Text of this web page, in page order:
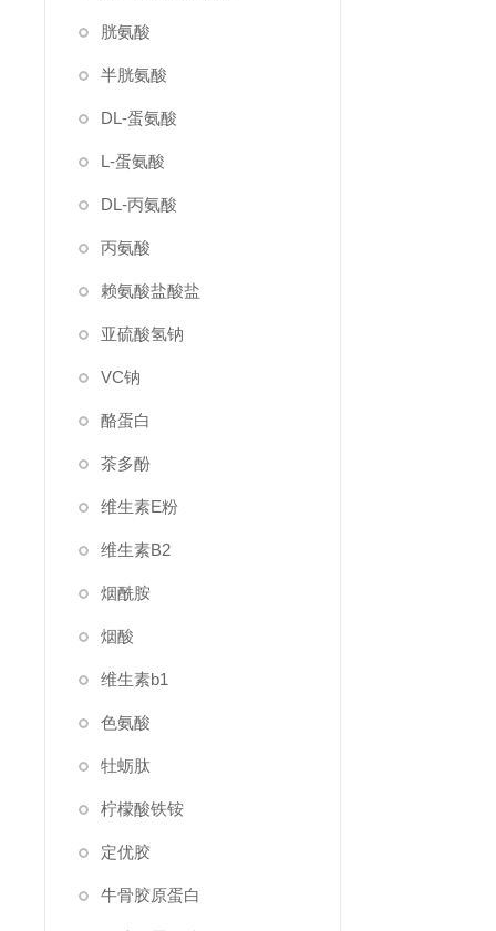
胱氨酸
半胱氨酸
DL-蛋氨酸
L-蛋氨酸
DL-丙氨酸
丙氨酸
赖氨酸盐酸盐
亚硫酸氢钠
VC钠
酪蛋白
茶多酚
维生素E粉
维生素B2
烟酰胺
烟酸
维生素b1
色氨酸
牡蛎肽
柠檬酸铁铵
定优胶
牛骨胶原蛋白